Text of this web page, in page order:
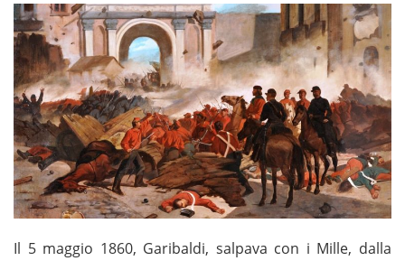
Il 5 maggio 1860, Garibaldi, salpava con i Mille, dalla